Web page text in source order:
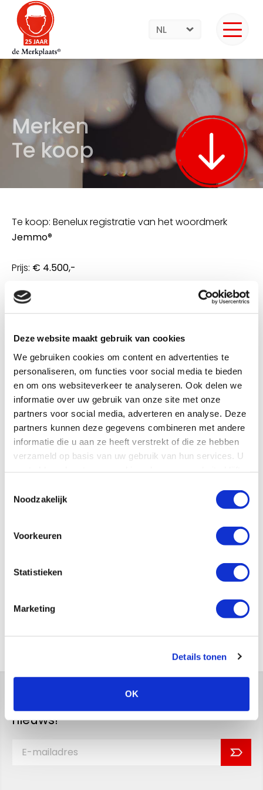
Deze website maakt gebruik van cookies
We gebruiken cookies om content en advertenties te
personaliseren, om functies voor social media te bieden
en om ons websiteverkeer te analyseren. Ook delen we
informatie over uw gebruik van onze site met onze
partners voor social media, adverteren en analyse. Deze
partners kunnen deze gegevens combineren met andere
informatie die u aan ze heeft verstrekt of die ze hebben
verzameld op basis van uw gebruik van hun services. U
Noodzakelijk
Voorkeuren
Statistieken
Marketing
Details tonen
OK
NL
Merken
Te koop
Te koop: Benelux registratie van het woordmerk
Jemmo®
Prijs: € 4.500,-
Heb je interesse? Neem dan contact met ons op.
Terug naar het overzicht
Blijf op de hoogte van ons laatste
nieuws!